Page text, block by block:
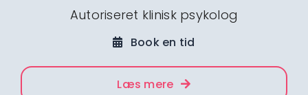
Autoriseret klinisk psykolog
Book en tid
Læs mere